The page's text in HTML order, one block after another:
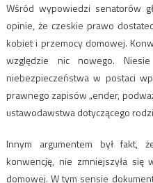
Wśród wypowiedzi senatorów
opinie, że czeskie prawo
kobiet i przemocy domowej.
względzie nic nowego.
niebezpieczeństwa w postaci
prawnego zapisów „ender,
ustawodawstwa dotyczącego
Innym argumentem był fakt,
konwencję, nie zmniejszyła się
domowej. W tym sensie